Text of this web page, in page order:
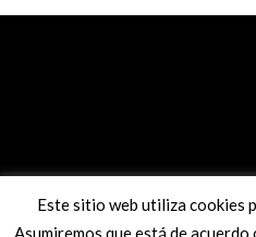
Pago seguro con
Este sitio web utiliza cookies
Asumiremos que está de